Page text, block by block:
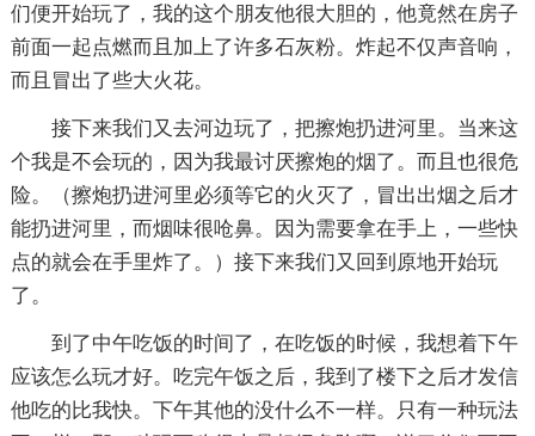
们便开始玩了，我的这个朋友他很大胆的，他竟然在房子
前面一起点燃而且加上了许多石灰粉。炸起不仅声音响，
而且冒出了些大火花。
接下来我们又去河边玩了，把擦炮扔进河里。当来这
个我是不会玩的，因为我最讨厌擦炮的烟了。而且也很危
险。（擦炮扔进河里必须等它的火灭了，冒出出烟之后才
能扔进河里，而烟味很呛鼻。因为需要拿在手上，一些快
点的就会在手里炸了。）接下来我们又回到原地开始玩
了。
到了中午吃饭的时间了，在吃饭的时候，我想着下午
应该怎么玩才好。吃完午饭之后，我到了楼下之后才发信
他吃的比我快。下午其他的没什么不一样。只有一种玩法